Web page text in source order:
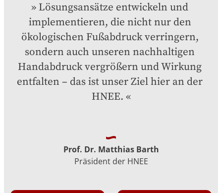
Lösungsansätze entwickeln und
implementieren, die nicht nur den
ökologischen Fußabdruck verringern,
sondern auch unseren nachhaltigen
Handabdruck vergrößern und Wirkung
entfalten – das ist unser Ziel hier an der
HNEE.
Prof. Dr. Matthias Barth
Präsident der HNEE